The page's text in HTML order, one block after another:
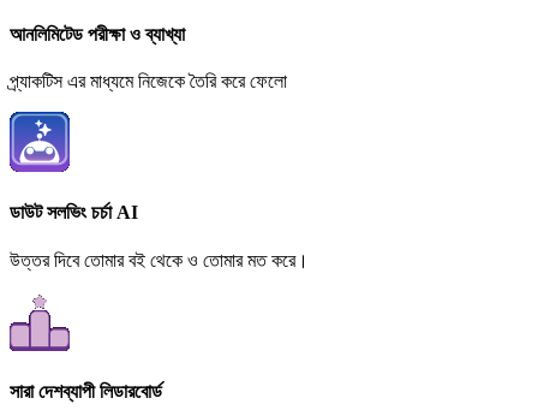
আনলিমিটেড পরীক্ষা ও ব্যাখ্যা
প্র্যাকটিস এর মাধ্যমে নিজেকে তৈরি করে ফেলো
ডাউট সলভিং চর্চা AI
উত্তর দিবে তোমার বই থেকে ও তোমার মত করে।
সারা দেশব্যাপী লিডারবোর্ড